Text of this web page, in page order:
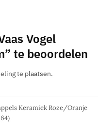
Vogel
te beoordelen
te plaatsen.
Keramiek Roze/Oranje